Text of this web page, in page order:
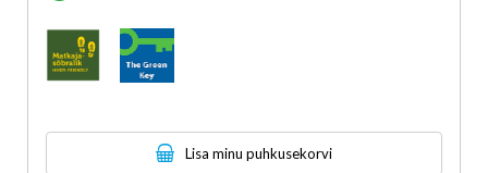
Lisa minu puhkusekorvi